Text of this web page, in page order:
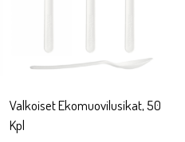
Valkoiset Ekomuovilusikat, 50
Kpl